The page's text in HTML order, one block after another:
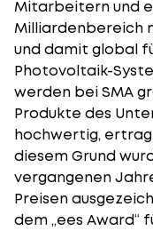
Mitarbeitern und
Milliardenbereich
und damit global
Photovoltaik-
werden bei SMA
Produkte des
hochwertig,
diesem Grund
vergangenen
Preisen
dem „ees Award“